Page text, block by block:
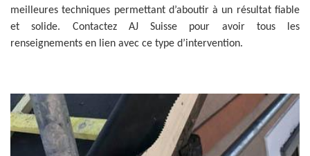
meilleures techniques permettant d’aboutir à un résultat fiable
et solide. Contactez AJ Suisse pour avoir tous les
renseignements en lien avec ce type d’intervention.